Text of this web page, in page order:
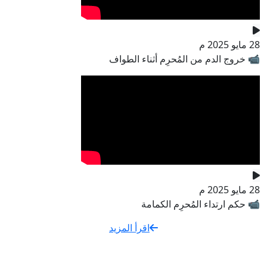
28 مايو 2025 م
📹 خروج الدم من المُحرِم أثناء الطواف
28 مايو 2025 م
📹 حكم ارتداء المُحرِم الكمامة
اقرأ المزيد